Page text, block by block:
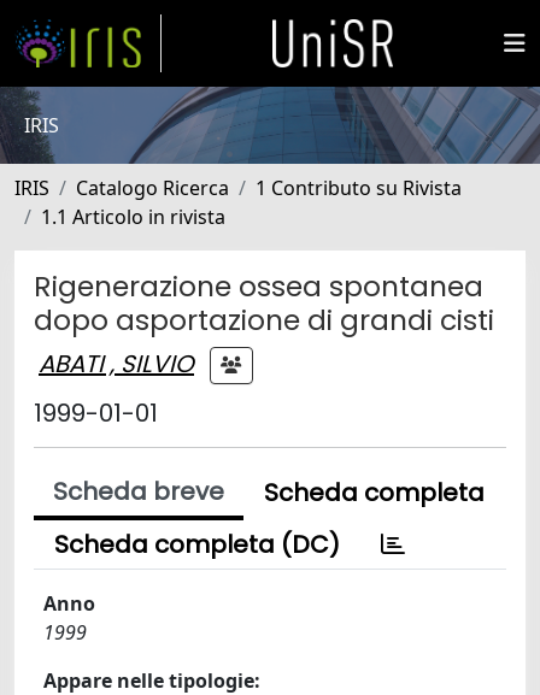
IRIS
IRIS Catalogo Ricerca
1 Contributo su Rivista
1.1 Articolo in rivista
Rigenerazione ossea spontanea
dopo asportazione di grandi cisti
ABATI , SILVIO
1999-01-01
Scheda breve
Scheda completa
Scheda completa (DC)
Anno
1999
Appare nelle tipologie: